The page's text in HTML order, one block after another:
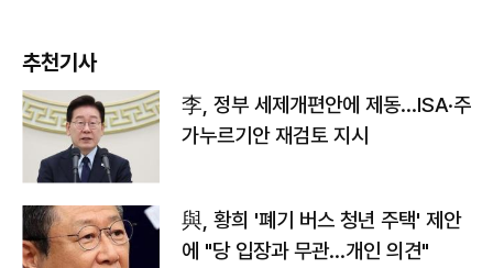
추천기사
李, 정부 세제개편안에 제동…ISA·주
가누르기안 재검토 지시
與, 황희 '폐기 버스 청년 주택' 제안
에 "당 입장과 무관…개인 의견"